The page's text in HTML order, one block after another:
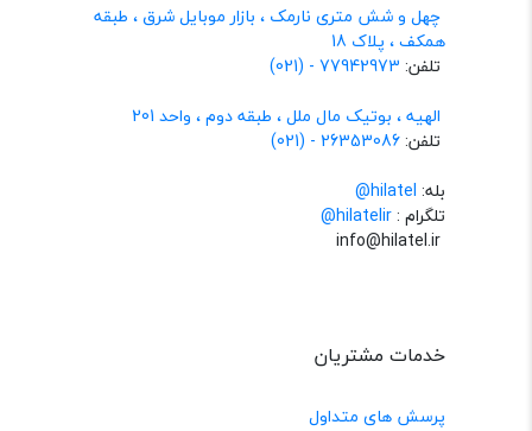
چهل و شش متری نارمک ، بازار موبایل شرق ، طبقه
همکف ، پلاک 18
تلفن: 77942973 - (021)
الهیه ، بوتیک مال ملل ، طبقه دوم ، واحد 201
تلفن:26353086 - (021)
بله: hilatel@
تلگرام :@hilatelir
خدمات مشتریان
پرسش های متداول